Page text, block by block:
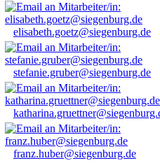
elisabeth.goetz@siegenburg.de
stefanie.gruber@siegenburg.de
franz.huber@siegenburg.de